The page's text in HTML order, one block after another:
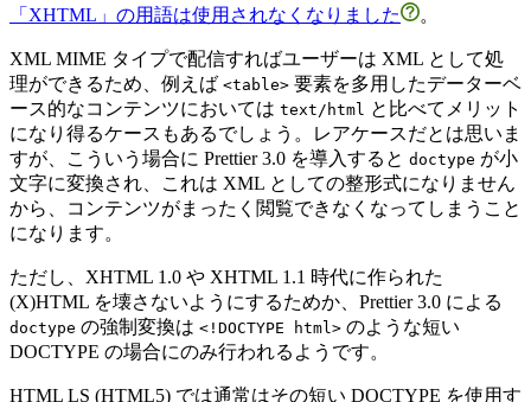
「XHTML」の用語は使用されなくなりました
。
XML MIME タイプで配信すればユーザーは XML として処
理ができるため、例えば <table> 要素を多用したデーターベ
ース的なコンテンツにおいては text/html と比べてメリット
になり得るケースもあるでしょう。レアケースだとは思いま
すが、こういう場合に Prettier 3.0 を導入すると doctype が小
文字に変換され、これは XML としての整形式になりません
から、コンテンツがまったく閲覧できなくなってしまうこと
になります。
ただし、XHTML 1.0 や XHTML 1.1 時代に作られた
(X)HTML を壊さないようにするためか、Prettier 3.0 による
doctype の強制変換は <!DOCTYPE html> のような短い
DOCTYPE の場合にのみ行われるようです。
HTML LS (HTML5) では通常はその短い DOCTYPE を使用す